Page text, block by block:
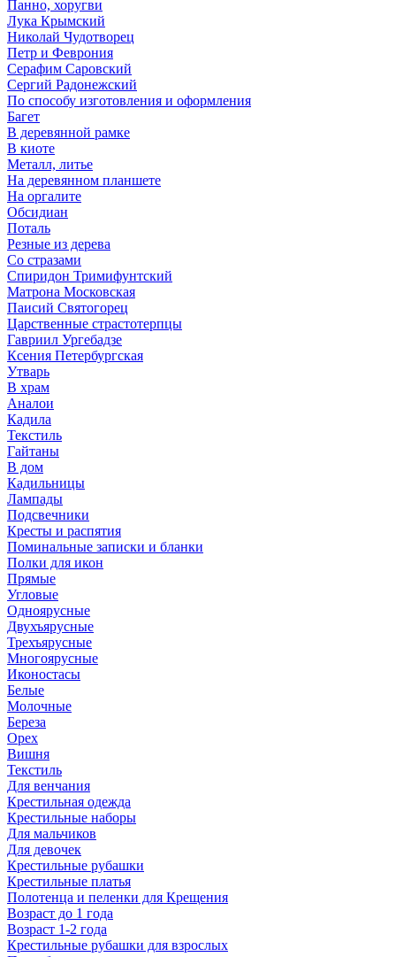
Панно, хоругви
Лука Крымский
Николай Чудотворец
Петр и Феврония
Серафим Саровский
Сергий Радонежский
По способу изготовления и оформления
Багет
В деревянной рамке
В киоте
Металл, литье
На деревянном планшете
На оргалите
Обсидиан
Поталь
Резные из дерева
Со стразами
Спиридон Тримифунтский
Матрона Московская
Паисий Святогорец
Царственные страстотерпцы
Гавриил Ургебадзе
Ксения Петербургская
Утварь
В храм
Аналои
Кадила
Текстиль
Гайтаны
В дом
Кадильницы
Лампады
Подсвечники
Кресты и распятия
Поминальные записки и бланки
Полки для икон
Прямые
Угловые
Одноярусные
Двухъярусные
Трехъярусные
Многоярусные
Иконостасы
Белые
Молочные
Береза
Орех
Вишня
Текстиль
Для венчания
Крестильная одежда
Крестильные наборы
Для мальчиков
Для девочек
Крестильные рубашки
Крестильные платья
Полотенца и пеленки для Крещения
Возраст до 1 года
Возраст 1-2 года
Крестильные рубашки для взрослых